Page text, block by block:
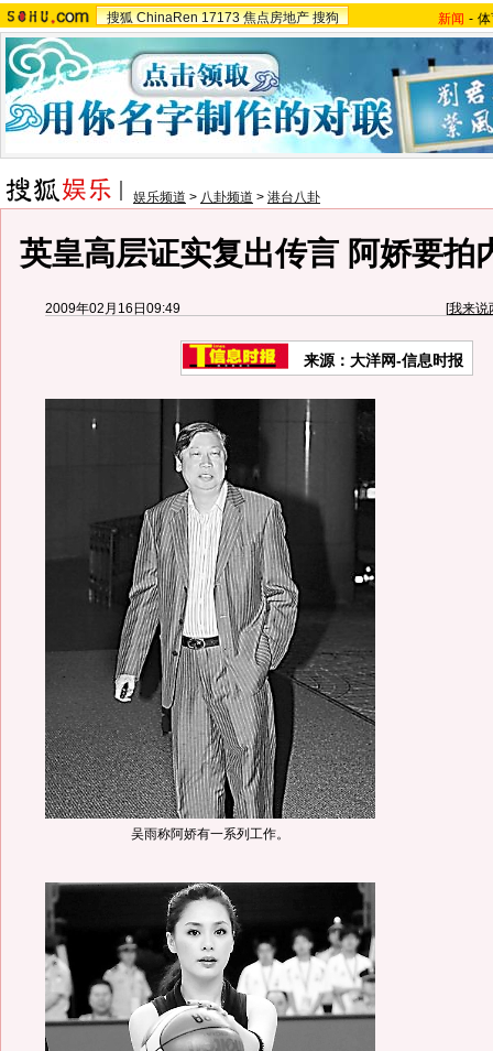
搜狐 ChinaRen 17173 焦点房地产 搜狗 新闻 -
娱乐频道 > 八卦频道 > 港台八卦
英皇高层证实复出传言 阿娇要拍
2009年02月16日09:49 [我来说
来源：大洋网-信息时报
吴雨称阿娇有一系列工作。